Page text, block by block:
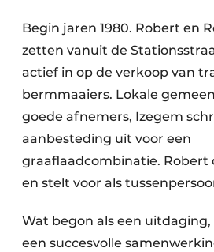
Begin jaren 1980. Robert en
zetten vanuit de
actief in op de verkoop van
bermmaaiers. Lokale
goede afnemers, Izegem
aanbesteding uit voor een
graaflaadcombinatie. Robert
en stelt voor als
Wat begon als een
een succesvolle